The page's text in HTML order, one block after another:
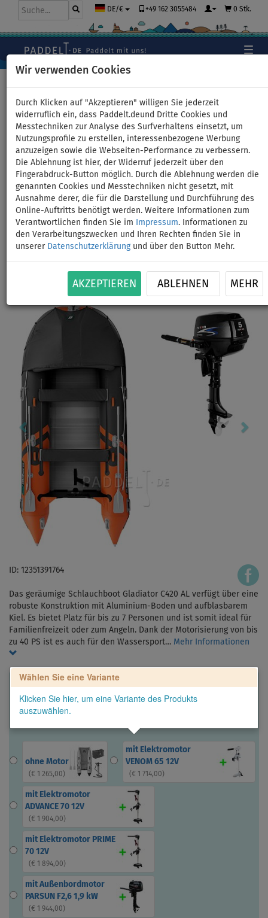
Wir verwenden Cookies
Durch Klicken auf "Akzeptieren" willigen Sie jederzeit
widerruflich ein, dass Paddelt.deund Dritte Cookies und
Messtechniken zur Analyse des Surfverhaltens einsetzt, um
Nutzungsprofile zu erstellen, interessenbezogene Werbung
anzuzeigen sowie die Webseiten-Performance zu verbessern.
Die Ablehnung ist hier, der Widerruf jederzeit über den
Fingerabdruck-Button möglich. Durch die Ablehnung werden die
genannten Cookies und Messtechniken nicht gesetzt, mit
Ausnahme derer, die für die Darstellung und Durchführung des
Online-Auftritts benötigt werden. Weitere Informationen zum
Verantwortlichen finden Sie im
Impressum. Informationen zu
den Verarbeitungszwecken und Ihren Rechten finden Sie in
unserer Datenschutzerklärungund über den Button Mehr.
AKZEPTIEREN ABLEHNEN MEHR
DE/€ +49 162 3055484 0 Stk.
Schlauchboot GLADIATOR
ACTIVE C420AL orange dark
grey mit Aluminiumboden -
Set: mit Außenbordmotor
PARSUN F5 3,6 kW
BIS
Previous Next
ID: 12351391764
Das geräumige Schlauchboot Gladiator C420 AL verfügt über eine
robuste Konstruktion mit Aluminium-Boden und aufblasbarem
Kiel. Es bietet Platz für bis zu 7 Personen und ist somit ideal für
Familienfreizeit oder zum Angeln. Dank der Motorisierung von bis
zu 40 PS ist es auch für den Wassersport… Mehr Informationen
Wählen Sie eine Variante
Klicken Sie hier, um eine Variante des Produkts
auszuwählen.
ohne Motor
( € 1 265,00)
mit Elektromotor
VENOM 65 12V
( € 1 714,00)
mit Elektromotor
ADVANCE 70 12V
( € 1 904,00)
mit Elektromotor PRIME
70 12V
( € 1 894,00)
mit Außenbordmotor
PARSUN F2,6 1,9 kW
( € 1 944,00)